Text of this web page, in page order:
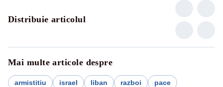
Distribuie articolul
Mai multe articole despre
armistitiu israel liban razboi
pace